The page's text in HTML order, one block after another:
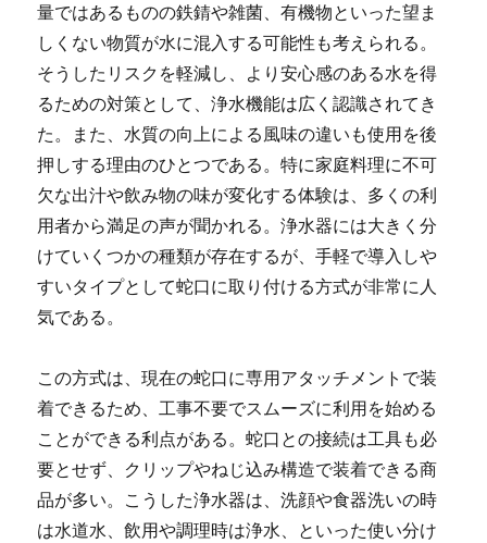
量ではあるものの鉄錆や雑菌、有機物といった望ま
しくない物質が水に混入する可能性も考えられる。
そうしたリスクを軽減し、より安心感のある水を得
るための対策として、浄水機能は広く認識されてき
た。また、水質の向上による風味の違いも使用を後
押しする理由のひとつである。特に家庭料理に不可
欠な出汁や飲み物の味が変化する体験は、多くの利
用者から満足の声が聞かれる。浄水器には大きく分
けていくつかの種類が存在するが、手軽で導入しや
すいタイプとして蛇口に取り付ける方式が非常に人
気である。
この方式は、現在の蛇口に専用アタッチメントで装
着できるため、工事不要でスムーズに利用を始める
ことができる利点がある。蛇口との接続は工具も必
要とせず、クリップやねじ込み構造で装着できる商
品が多い。こうした浄水器は、洗顔や食器洗いの時
は水道水、飲用や調理時は浄水、といった使い分け